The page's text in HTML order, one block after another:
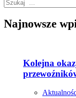
Najnowsze
Kolejna